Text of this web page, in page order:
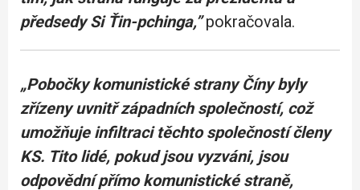
předsedy Si Ťin-pchinga,”pokračovala.
„Pobočky komunistické strany Číny byly
zřízeny uvnitř západních společností, což
umožňuje infiltraci těchto společností členy
KS. Tito lidé, pokud jsou vyzváni, jsou
odpovědní přímo komunistické straně,